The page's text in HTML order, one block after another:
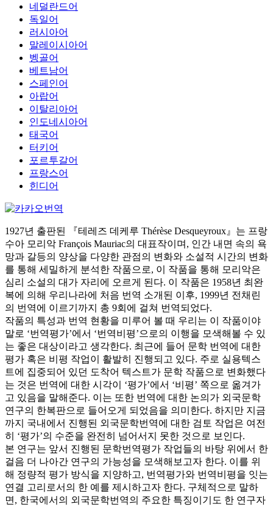
네덜란드어
독일어
러시아어
말레이시아어
벵골어
베트남어
스페인어
아랍어
이탈리아어
인도네시아어
태국어
터키어
포르투갈어
프랑스어
힌디어
1927년 출판된 『테레즈 데케루 Thérèse Desqueyroux』는 프랑
수아 모리악 François Mauriac의 대표작이며, 인간 내면 속의 욕
망과 갈등의 양상을 다양한 관점의 변화와 소설적 시간의 변화
를 통해 세밀하게 분석한 작품으로, 이 작품을 통해 모리악은
심리 소설의 대가 자리에 오르게 된다. 이 작품은 1958년 최완
복에 의해 우리나라에 처음 번역 소개된 이후, 1999년 전채린
의 번역에 이르기까지 총 9회에 걸쳐 번역되었다.
작품의 특성과 번역 현황을 미루어 볼 때 우리는 이 작품이야
말로 ‘번역평가’에서 ‘번역비평’으로의 이행을 모색해볼 수 있
는 좋은 대상이라고 생각한다. 최근에 들어 문학 번역에 대한
평가 혹은 비평 작업이 활발히 진행되고 있다. 주로 실용텍스
트에 집중되어 있던 도착어 텍스트가 문학 작품으로 변화했다
는 것은 번역에 대한 시각이 ‘평가’에서 ‘비평’ 쪽으로 옮겨가
고 있음을 말해준다. 이는 또한 번역에 대한 논의가 외국문학
연구의 한복판으로 들어오게 되었음을 의미한다. 하지만 지금
까지 국내에서 진행된 외국문학번역에 대한 검토 작업은 여전
히 ‘평가’의 수준을 완전히 넘어서지 못한 것으로 보인다.
본 연구는 앞서 진행된 문학번역평가 작업들의 바탕 위에서 한
걸음 더 나아간 연구의 가능성을 모색해보고자 한다. 이를 위
해 정량적 평가 방식을 지양하고, 번역평가와 번역비평을 잇는
연결 고리로서의 한 예를 제시하고자 한다. 구체적으로 말하
면, 한국에서의 외국문학번역의 주요한 특징이기도 한 연구자